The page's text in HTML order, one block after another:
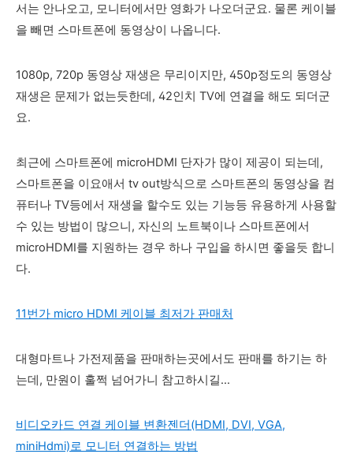
서는 안나오고, 모니터에서만 영화가 나오더군요. 물론 케이블
을 빼면 스마트폰에 동영상이 나옵니다.
1080p, 720p 동영상 재생은 무리이지만, 450p정도의 동영상
재생은 문제가 없는듯한데, 42인치 TV에 연결을 해도 되더군
요.
최근에 스마트폰에 microHDMI 단자가 많이 제공이 되는데,
스마트폰을 이요애서 tv out방식으로 스마트폰의 동영상을 컴
퓨터나 TV등에서 재생을 할수도 있는 기능등 유용하게 사용할
수 있는 방법이 많으니, 자신의 노트북이나 스마트폰에서
microHDMI를 지원하는 경우 하나 구입을 하시면 좋을듯 합니
다.
11번가 micro HDMI 케이블 최저가 판매처
대형마트나 가전제품을 판매하는곳에서도 판매를 하기는 하
는데, 만원이 훌쩍 넘어가니 참고하시길...
비디오카드 연결 케이블 변환젠더(HDMI, DVI, VGA,
miniHdmi)로 모니터 연결하는 방법